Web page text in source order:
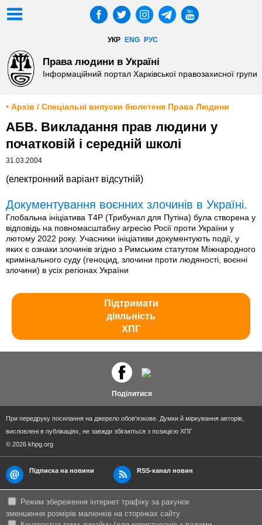
УКР ENG РУС
Права людини в Україні
Інформаційний портал Харківської правозахисної групи
• Архів / Спеціальні випуски бюлетеня Права Людини
АБВ. Викладання прав людини у
початковій і середній школі
31.03.2004
(електронний варіант відсутній)
Документування воєнних злочинів в Україні.
Глобальна ініціатива T4P (Трибунал для Путіна) була створена у
відповідь на повномасштабну агресію Росії проти України у
лютому 2022 року. Учасники ініціативи документують події, у
яких є ознаки злочинів згідно з Римським статутом Міжнародного
кримінального суду (геноцид, злочини проти людяності, воєнні
злочини) в усіх регіонах України
Підтримати
діяльність
ХПГ
Поділитися
При передруку посилання на джерело обов'язкове. Думки й міркування авторів,
висловлені в публікаціях, не завжди збігаються з позицією ХПГ
© 2026 khpg.org
Підписка на новини RSS-канал новин
Режим збереження інтернет трафіку за рахунок
зменшення розмірів малюнків на сторінках сайту